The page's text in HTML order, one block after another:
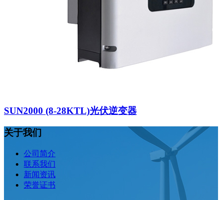
SUN2000 (8-28KTL)光伏逆变器
关于我们
公司简介
联系我们
新闻资讯
荣誉证书